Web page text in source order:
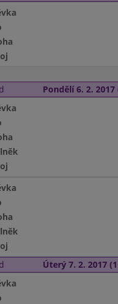
Pondělí 6. 2. 2017
Úterý 7. 2. 2017